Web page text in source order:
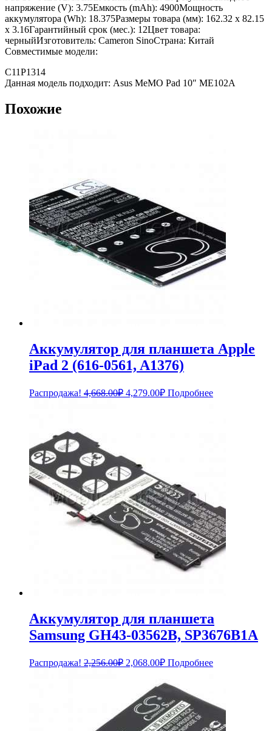
напряжение (V): 3.75Емкость (mAh): 4900Мощность
аккумулятора (Wh): 18.375Размеры товара (мм): 162.32 x 82.15
x 3.16Гарантийный срок (мес.): 12Цвет товара:
черныйИзготовитель: Cameron SinoСтрана: Китай
Совместимые модели:
C11P1314
Данная модель подходит: Asus MeMO Pad 10″ ME102A
Похожие
Аккумулятор для планшета Apple
iPad 2 (616-0561, A1376)
Распродажа! 4,668.00₽ Первоначальная
4,279.00₽Текущая
цена:
Подробнее
Аккумулятор для планшета
Samsung GH43-03562B, SP3676B1A
Распродажа! 2,256.00₽ Первоначальная
составляла
2,256.00₽.
2,068.00₽Текущая
цена:
2,068.00₽.
Подробнее